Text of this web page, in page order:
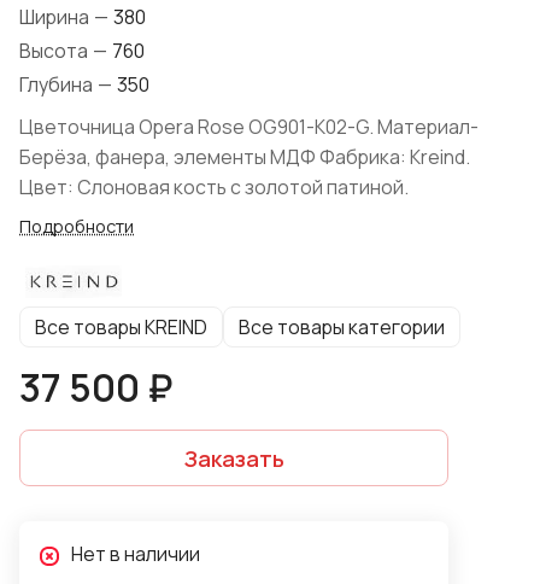
Ширина — 380
Высота — 760
Глубина — 350
Цветочница Opera Rose OG901-K02-G. Материал-
Берёза, фанера, элементы МДФ Фабрика: Kreind.
Цвет: Слоновая кость с золотой патиной.
Подробности
Все товары KREIND Все товары категории
37 500 ₽
Заказать
Нет в наличии